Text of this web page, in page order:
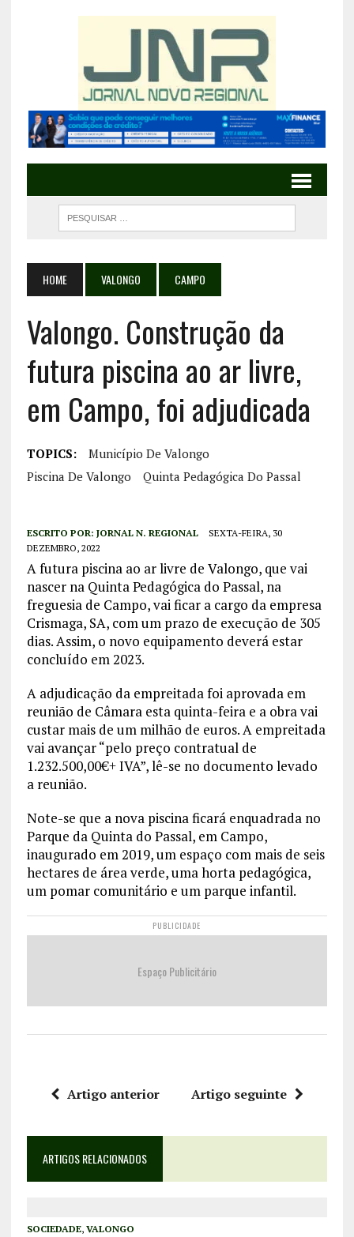
HOME VALONGO CAMPO
Valongo. Construção da
futura piscina ao ar livre,
em Campo, foi adjudicada
TOPICS:
Município De Valongo
Piscina De Valongo
Quinta Pedagógica Do Passal
ESCRITO POR: JORNAL N. REGIONAL
SEXTA-FEIRA, 30
DEZEMBRO, 2022
A futura piscina ao ar livre de Valongo, que vai
nascer na Quinta Pedagógica do Passal, na
freguesia de Campo, vai ficar a cargo da empresa
Crismaga, SA, com um prazo de execução de 305
dias. Assim, o novo equipamento deverá estar
concluído em 2023.
A adjudicação da empreitada foi aprovada em
reunião de Câmara esta quinta-feira e a obra vai
custar mais de um milhão de euros. A empreitada
vai avançar “pelo preço contratual de
1.232.500,00€+ IVA”, lê-se no documento levado
a reunião.
Note-se que a nova piscina ficará enquadrada no
Parque da Quinta do Passal, em Campo,
inaugurado em 2019, um espaço com mais de seis
hectares de área verde, uma horta pedagógica,
um pomar comunitário e um parque infantil.
PUBLICIDADE
Espaço Publicitário
Artigo anterior Artigo seguinte
ARTIGOS RELACIONADOS
SOCIEDADE, VALONGO